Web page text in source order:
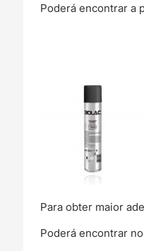
Poderá encontrar a
Para obter maior
Poderá encontrar